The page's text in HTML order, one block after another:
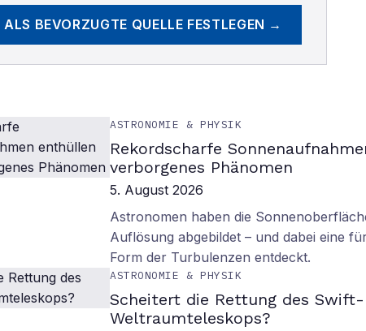
ALS BEVORZUGTE QUELLE FESTLEGEN →
ASTRONOMIE & PHYSIK
Rekordscharfe
verborgenes Phänomen
5. August 2026
Astronomen haben die
Auflösung abgebildet – und dabei eine
Form der Turbulenzen entdeckt.
ASTRONOMIE & PHYSIK
Scheitert die Rettung des Swift-
Weltraumteleskops?